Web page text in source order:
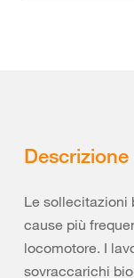
Descrizione
Le sollecitazioni
cause più
locomotore. I
sovraccarichi